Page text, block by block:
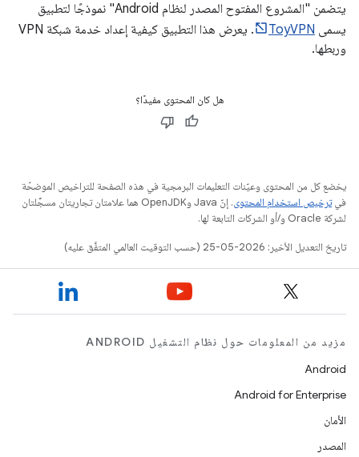
يتضمن "المشروع المفتوح المصدر لنظام Android" نموذجًا لتطبيق
يسمى ToyVPN
. يعرض هذا التطبيق كيفية إعداد خدمة شبكة VPN
وربطها.
هل كان المحتوى مفيدًا؟
يخضع كل من المحتوى وعيّنات التعليمات البرمجية في هذه الصفحة للتراخيص الموضحّة
فيترخيص استخدام المحتوى
. إنّ Java وOpenJDK هما علامتان تجاريتان مسجَّلتان
لشركة Oracle و/أو الشركات التابعة لها.
تاريخ التعديل الأخير: 2026-05-25 (حسب التوقيت العالمي المتفَّق عليه)
مزيد من المعلومات حول نظام التشغيل ANDROID
Android
Android for Enterprise
الأمان
المصدر